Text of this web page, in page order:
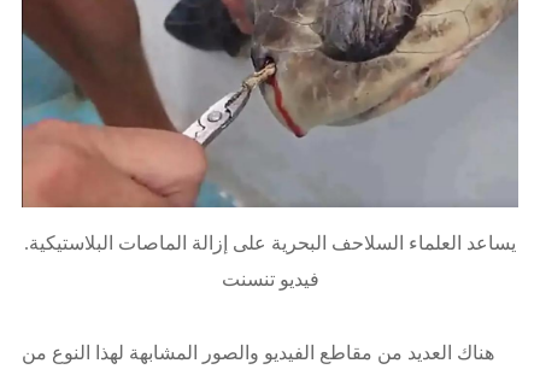
يساعد العلماء السلاحف البحرية على إزالة الماصات البلاستيكية.
فيديو تنسنت
هناك العديد من مقاطع الفيديو والصور المشابهة لهذا النوع من